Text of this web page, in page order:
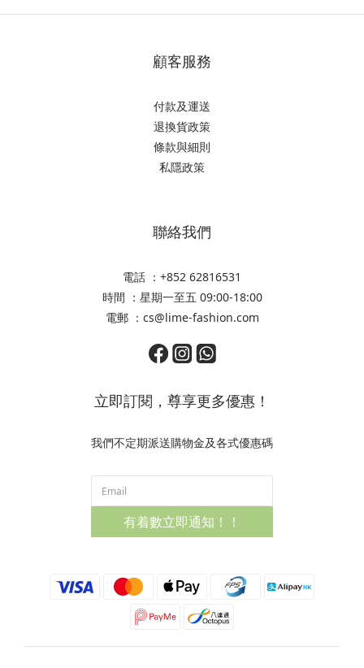
顧客服務
付款及運送
退換貨政策
條款與細則
私隱政策
聯絡我們
電話 ：+852 62816531
時間 ：星期一至五 09:00-18:00
電郵 ：cs@lime-fashion.com
立即訂閱，尊享更多優惠！
我們不定期派送購物金及各式優惠碼
有着數立即通知！！